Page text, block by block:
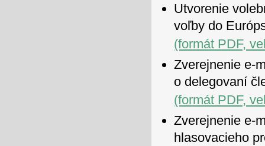
Utvorenie
voľby do
(formát PDF,
Zverejnenie e-
o delegovaní
(formát PDF,
Zverejnenie e-
hlasovacieho